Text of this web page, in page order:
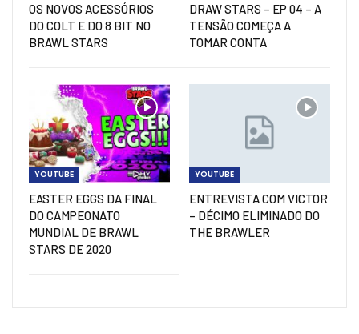
OS NOVOS ACESSÓRIOS
DO COLT E DO 8 BIT NO
BRAWL STARS
DRAW STARS – EP 04 – A
TENSÃO COMEÇA A
TOMAR CONTA
YOUTUBE
EASTER EGGS DA FINAL
DO CAMPEONATO
MUNDIAL DE BRAWL
STARS DE 2020
YOUTUBE
ENTREVISTA COM VICTOR
– DÉCIMO ELIMINADO DO
THE BRAWLER